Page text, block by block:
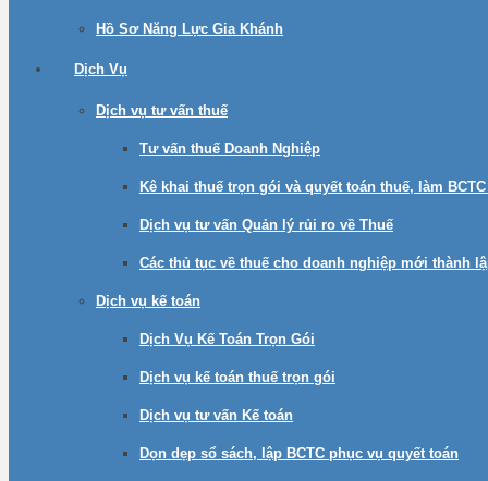
Hồ Sơ Năng Lực Gia Khánh
Dịch Vụ
Dịch vụ tư vấn thuế
Tư vấn thuế Doanh Nghiệp
Kê khai thuế trọn gói và quyết toán thuế, làm
Dịch vụ tư vấn Quản lý rủi ro về Thuế
Các thủ tục về thuế cho doanh nghiệp mới thành
Dịch vụ kế toán
Dịch Vụ Kế Toán Trọn Gói
Dịch vụ kế toán thuế trọn gói
Dịch vụ tư vấn Kế toán
Dọn dẹp sổ sách, lập BCTC phục vụ quyết toán